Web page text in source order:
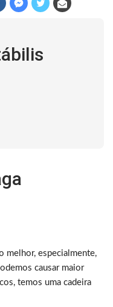
melhor, especialmente,
causar maior
temos uma cadeira